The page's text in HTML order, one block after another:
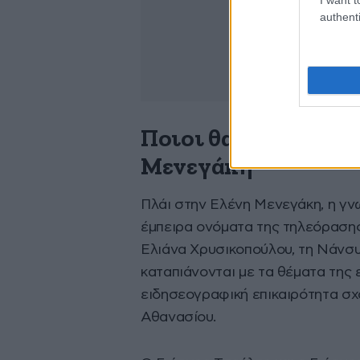
Ποιοι θα
Μενεγάκη
Πλάι στην Ελένη Μενεγάκη, η
έμπειρα ονόματα της
Ελιάνα Χρυσικοπούλου, τη
καταπιάνονται με τα θέματα της
ειδησεογραφική επικαιρότητα
Αθανασίου.